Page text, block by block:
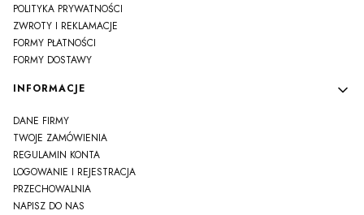
POLITYKA PRYWATNOŚCI
ZWROTY I REKLAMACJE
FORMY PŁATNOŚCI
FORMY DOSTAWY
INFORMACJE
DANE FIRMY
TWOJE ZAMÓWIENIA
REGULAMIN KONTA
LOGOWANIE I REJESTRACJA
PRZECHOWALNIA
NAPISZ DO NAS